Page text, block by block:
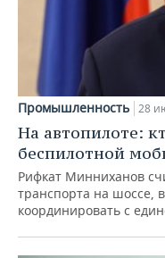
Промышленность 28
На автопилоте:
беспилотной
Рифкат Минниханов
транспорта на шоссе,
координировать с